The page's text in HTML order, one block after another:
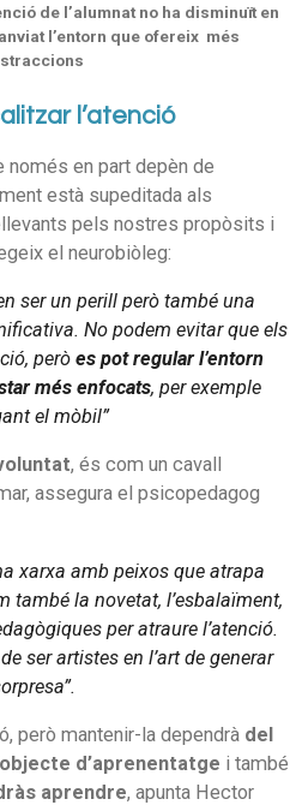
de l’alumnat no ha disminuït en
l’entorn que ofereix més
l’atenció
només en part depèn de
està supeditada als
pels nostres propòsits i
el neurobiòleg:
ser un perill però també una
No podem evitar que els
però es pot regular l’entorn
més enfocats, per exemple
el mòbil”
, és com un cavall
assegura el psicopedagog
xarxa amb peixos que atrapa
també la novetat, l’esbalaïment,
per atraure l’atenció.
ser artistes en l’art de generar
però mantenir-la dependrà del
d’aprenentatge i també
aprendre, apunta Hector